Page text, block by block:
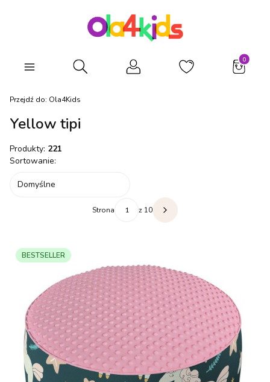
Otwórz wyszukiwarkę
Przejdź do: Ola4Kids
Yellow tipi
Produkty: 221
Lista produktów
Sortowanie:
Domyślne
Strona z 10 Następne produkty
BESTSELLER